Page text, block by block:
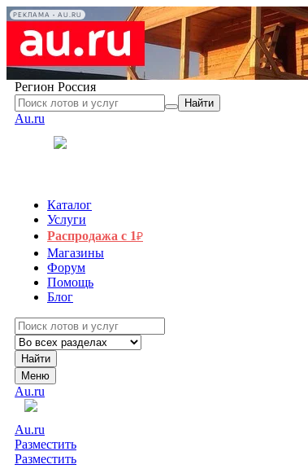
РЕКЛАМА • AU.RU
Регион Россия
Найти
Au.ru
Каталог
Услуги
Распродажа с 1₽
Магазины
Форум
Помощь
Блог
Найти
Меню
Au.ru
Au.ru
Разместить
Разместить